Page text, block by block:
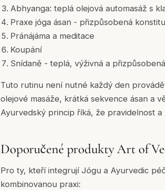
Abhyanga: teplá olejová automasáž s
Praxe jóga ásan - přizpůsobená
Pránájáma a meditace
Koupání
Snídaně - teplá, výživná a
Tuto rutinu není nutné každý den
olejové masáže, krátká sekvence ásan a
Ayurvedský princip říká, že pravidelnost
Doporučené produkty Art of
Pro ty, kteří integrují Jógu a Ayurvedic
kombinovanou praxi: